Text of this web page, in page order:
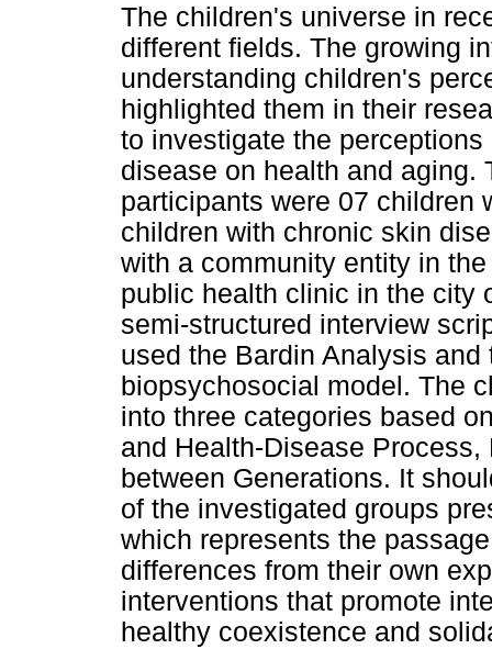
The children's universe in
different fields. The growing
understanding children's
highlighted them in their
to investigate the
disease on health and aging.
participants were 07 children
children with chronic skin
with a community entity in
public health clinic in the city
semi-structured interview
used the Bardin Analysis
biopsychosocial model. The
into three categories based
and Health-Disease
between Generations. It
of the investigated groups
which represents the
differences from their own
interventions that promote
healthy coexistence and